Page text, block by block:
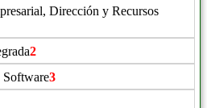
Dirección y Recursos
2
3